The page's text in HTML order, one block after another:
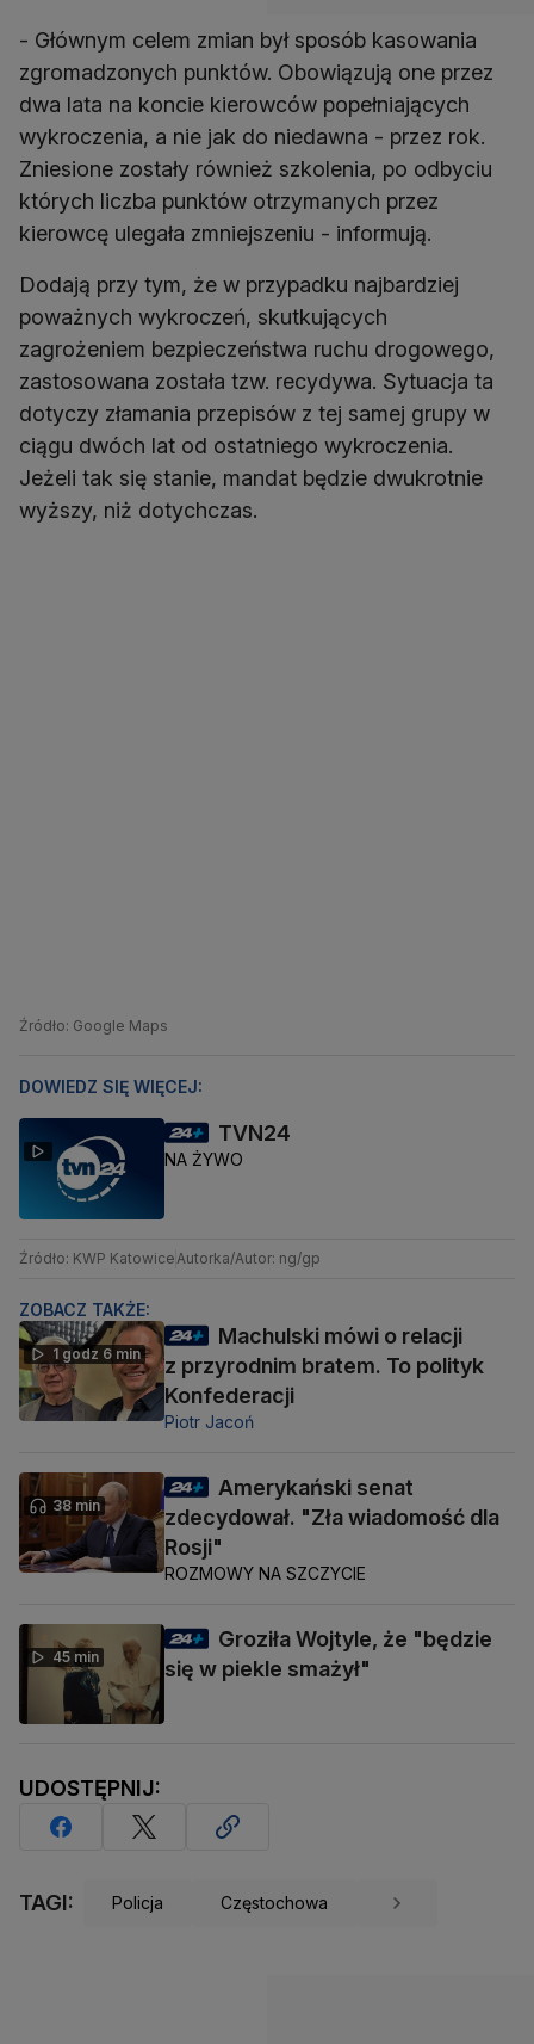
- Głównym celem zmian był sposób kasowania
zgromadzonych punktów. Obowiązują one przez
dwa lata na koncie kierowców popełniających
wykroczenia, a nie jak do niedawna - przez rok.
Zniesione zostały również szkolenia, po odbyciu
których liczba punktów otrzymanych przez
kierowcę ulegała zmniejszeniu - informują.
Dodają przy tym, że w przypadku najbardziej
poważnych wykroczeń, skutkujących
zagrożeniem bezpieczeństwa ruchu drogowego,
zastosowana została tzw. recydywa. Sytuacja ta
dotyczy złamania przepisów z tej samej grupy w
ciągu dwóch lat od ostatniego wykroczenia.
Jeżeli tak się stanie, mandat będzie dwukrotnie
wyższy, niż dotychczas.
Źródło: Google Maps
DOWIEDZ SIĘ WIĘCEJ:
TVN24
NA ŻYWO
Źródło: KWP Katowice Autorka/Autor: ng/gp
ZOBACZ TAKŻE:
1 godz 6 min
Machulski mówi o relacji
z przyrodnim bratem. To polityk
Konfederacji
Piotr Jacoń
38 min
Amerykański senat
zdecydował. "Zła wiadomość dla
Rosji"
ROZMOWY NA SZCZYCIE
45 min
Groziła Wojtyle, że "będzie
się w piekle smażył"
UDOSTĘPNIJ:
TAGI: Policja Częstochowa